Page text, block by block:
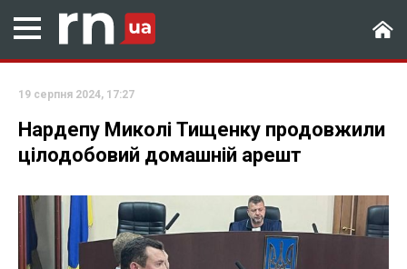
19 серпня 2024, 17:27
Нардепу Миколі Тищенку продовжили
цілодобовий домашній арешт